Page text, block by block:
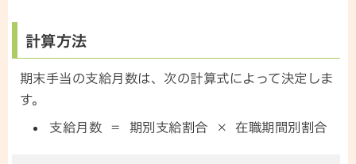
計算方法
期末手当の支給月数は、次の計算式によって決定しま
す。
支給月数 ＝ 期別支給割合 × 在職期間別割合